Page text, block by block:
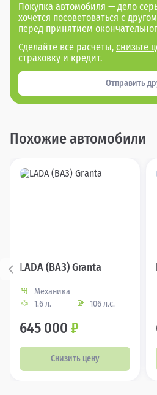
Покупка автомобиля — дело
хочется посоветоваться с
перед принятием
Сделайте все расчеты, снизьте
страховку и кредит.
Отправить
Похожие автомобили
LADA (ВАЗ) Granta
Механика
1.6 л.
106 л.с.
645 000 ₽
Снизить цену